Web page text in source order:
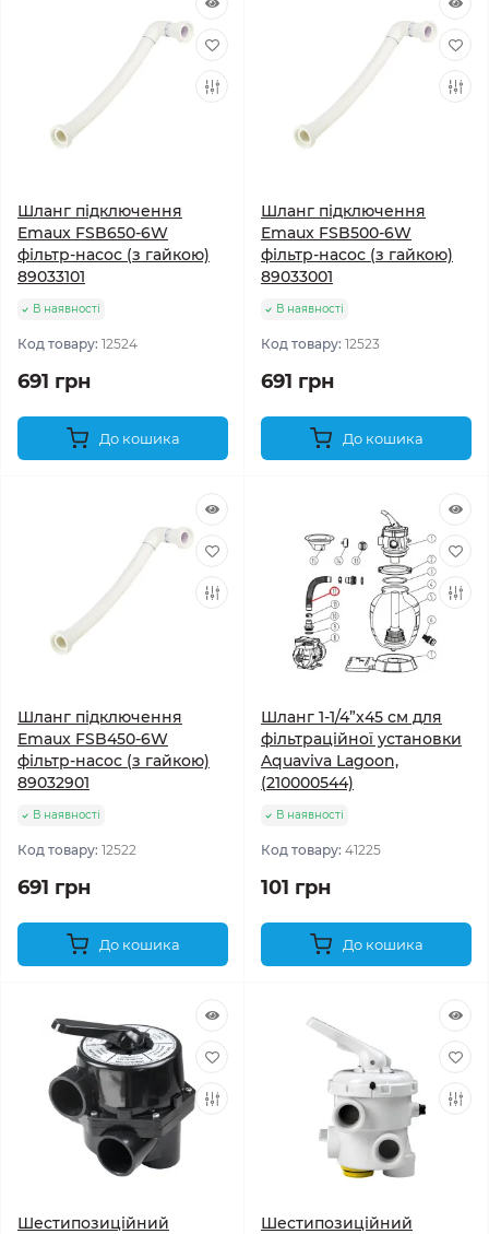
Шланг підключення
Emaux FSB650-6W
фільтр-насос (з гайкою)
89033101
В наявності
Код товару: 12524
691 грн
До кошика
Шланг підключення
Emaux FSB500-6W
фільтр-насос (з гайкою)
89033001
В наявності
Код товару: 12523
691 грн
До кошика
Шланг підключення
Emaux FSB450-6W
фільтр-насос (з гайкою)
89032901
В наявності
Код товару: 12522
691 грн
До кошика
Шланг 1-1/4”x45 см для
фільтраційної установки
Aquaviva Lagoon,
(210000544)
В наявності
Код товару: 41225
101 грн
До кошика
Шестипозиційний
Шестипозиційний